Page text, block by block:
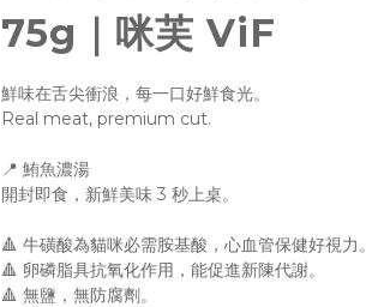
75g｜咪芙 ViF
鮮味在舌尖衝浪，每一口好鮮食光。
Real meat, premium cut.
📍 鮪魚濃湯
開封即食，新鮮美味 3 秒上桌。
🔺 牛磺酸為貓咪必需胺基酸，心血管保健好視力。
🔺 卵磷脂具抗氧化作用，能促進新陳代謝。
🔺 無鹽，無防腐劑。